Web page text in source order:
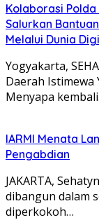
Kolaborasi
Salurkan
Melalui Dunia
Yogyakarta,
Daerah Istimewa
Menyapa
IARMI Menata
Pengabdian
JAKARTA,
dibangun dalam
diperkokoh…